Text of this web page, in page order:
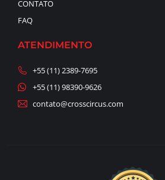
CONTATO
FAQ
ATENDIMENTO
+55 (11) 2389-7695
+55 (11) 98390-9626
contato@crosscircus.com